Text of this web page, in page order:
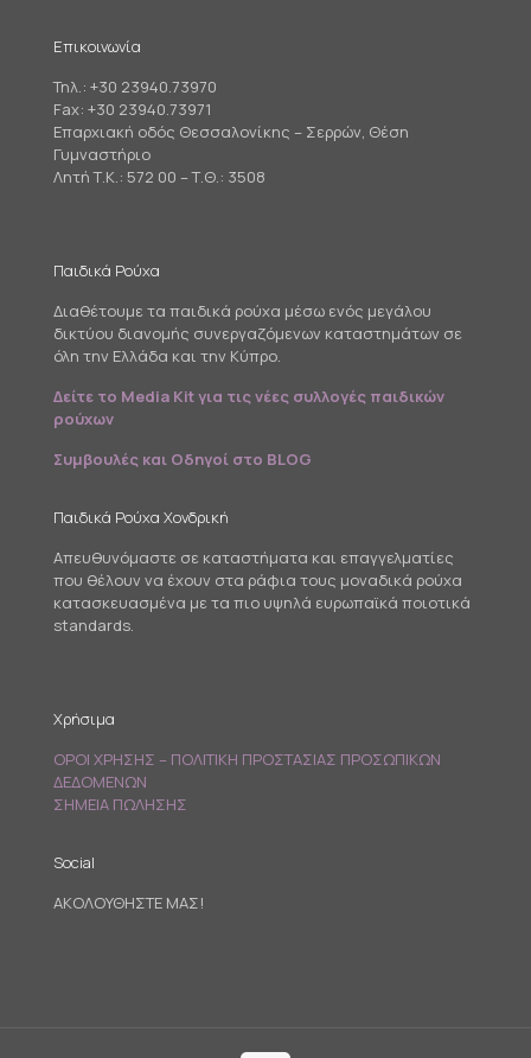
Επικοινωνία
Τηλ.: +30 23940.73970
Fax: +30 23940.73971
Επαρχιακή οδός Θεσσαλονίκης – Σερρών, Θέση
Γυμναστήριο
Λητή Τ.Κ.: 572 00 – Τ.Θ.: 3508
Παιδικά Ρούχα
Διαθέτουμε τα παιδικά ρούχα μέσω ενός μεγάλου
δικτύου διανομής συνεργαζόμενων καταστημάτων σε
όλη την Ελλάδα και την Κύπρο.
Δείτε το Media Kit για τις νέες συλλογές παιδικών
ρούχων
Συμβουλές και Οδηγοί στο BLOG
Παιδικά Ρούχα Χονδρική
Απευθυνόμαστε σε καταστήματα και επαγγελματίες
που θέλουν να έχουν στα ράφια τους μοναδικά ρούχα
κατασκευασμένα με τα πιο υψηλά ευρωπαϊκά ποιοτικά
standards.
Χρήσιμα
ΟΡΟΙ ΧΡΗΣΗΣ – ΠΟΛΙΤΙΚΗ ΠΡΟΣΤΑΣΙΑΣ ΠΡΟΣΩΠΙΚΩΝ
ΔΕΔΟΜΕΝΩΝ
ΣΗΜΕΙΑ ΠΩΛΗΣΗΣ
Social
ΑΚΟΛΟΥΘΗΣΤΕ ΜΑΣ!